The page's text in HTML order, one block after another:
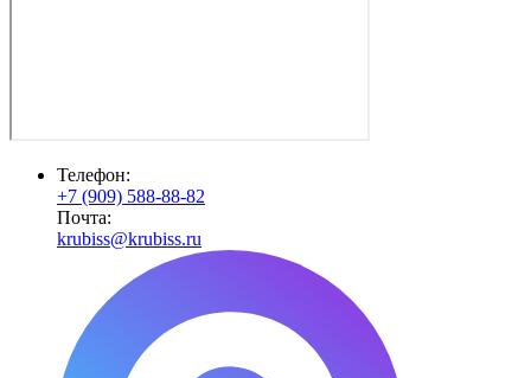
Телефон:
+7 (909) 588-88-82
Почта:
krubiss@krubiss.ru